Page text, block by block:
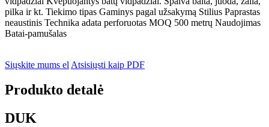
pilka ir kt. Tiekimo tipas Gaminys pagal užsakymą Stilius Paprastas
neaustinis Technika adata perforuotas MOQ 500 metrų Naudojimas
Batai-pamušalas
Siųskite mums el Atsisiųsti kaip PDF
Produkto detalė
DUK